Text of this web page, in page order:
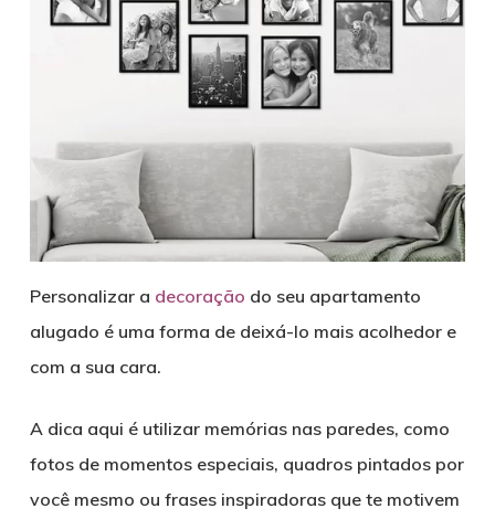
Personalizar a decoração do seu apartamento
alugado é uma forma de deixá-lo mais acolhedor e
com a sua cara.
A dica aqui é utilizar memórias nas paredes, como
fotos de momentos especiais, quadros pintados por
você mesmo ou frases inspiradoras que te motivem